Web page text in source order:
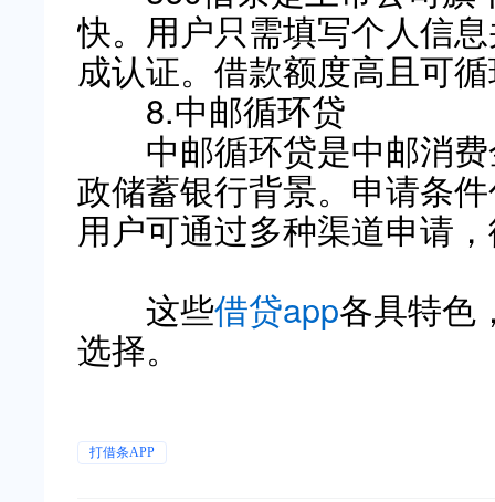
快。用户只需填写个人信
成认证。借款额度高且可
8.中邮循环贷
中邮循环贷是中邮消费
政储蓄银行背景。申请条
用户可通过多种渠道申请
这些借贷app各具特色
选择。
打借条APP